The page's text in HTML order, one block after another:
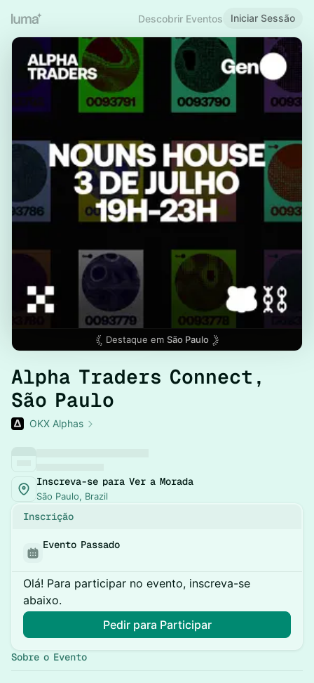
Descobrir Eventos Iniciar Sessão
Destaque em São Paulo
Alpha Traders Connect,
São Paulo
OKX Alphas
Inscreva-se para Ver a Morada
São Paulo, Brazil
Inscrição
Evento Passado
Olá! Para participar no evento, inscreva-se
abaixo.
Pedir para Participar
Sobre o Evento